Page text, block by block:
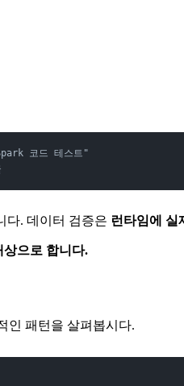
코드 테스트"
다. 데이터 검증은 런타임에 실
으로 합니다.
인 패턴을 살펴봅시다.